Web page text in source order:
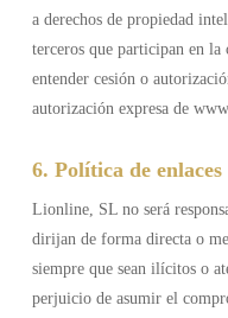
a derechos de propiedad
terceros que participan en
entender cesión o
autorización expresa de
6. Política de enlaces
Lionline, SL no será
dirijan de forma directa o
siempre que sean ilícitos o
perjuicio de asumir el